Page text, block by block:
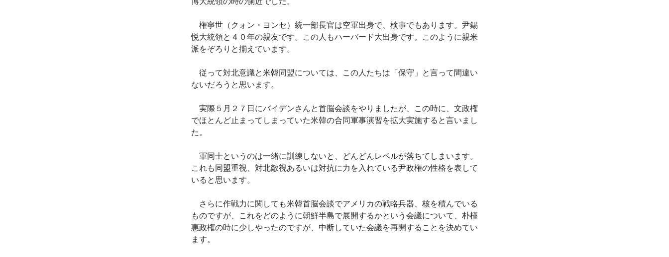
権寧世（クォン・ヨンセ）統一部長官は空軍出身で、検事でもあります。尹錫
悦大統領と４０年の親友です。この人もハーバード大出身です。このように親米
派をぞろりと揃えています。
従って対北意識と米韓同盟については、この人たちは「保守」と言って間違い
ないだろうと思います。
実際５月２７日にバイデンさんと首脳会談をやりましたが、この時に、文政権
でほとんど止まってしまっていた米韓の合同軍事演習を拡大実施すると言いまし
た。
軍同士というのは一緒に訓練しないと、どんどんレベルが落ちてしまいます。
これも同盟重視、対北敵視あるいは対抗に力を入れている尹政権の性格を表して
いると思います。
さらに作戦力に関しても米韓首脳会談でアメリカの戦略兵器、核を積んでいる
ものですが、これをどのように朝鮮半島で展開するかという会議について、朴槿
惠政権の時に少しやったのですが、中断していた会議を再開することを決めてい
ます。